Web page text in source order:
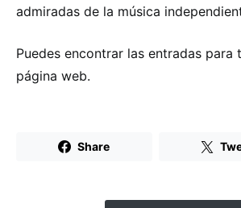
admiradas de la música
Puedes encontrar las entradas para
página web.
Share